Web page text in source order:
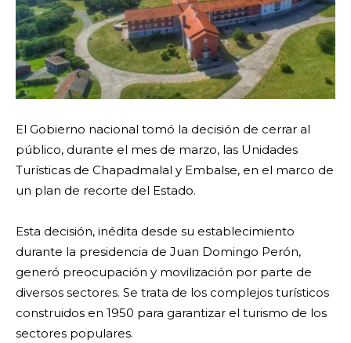
El Gobierno nacional tomó la decisión de cerrar al
público, durante el mes de marzo, las Unidades
Turísticas de Chapadmalal y Embalse, en el marco de
un plan de recorte del Estado.
Esta decisión, inédita desde su establecimiento
durante la presidencia de Juan Domingo Perón,
generó preocupación y movilización por parte de
diversos sectores. Se trata de los complejos turísticos
construidos en 1950 para garantizar el turismo de los
sectores populares.